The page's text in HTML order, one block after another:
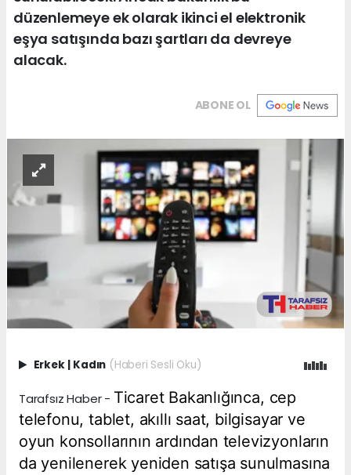
düzenlemeye ek olarak ikinci el elektronik
eşya satışında bazı şartları da devreye
alacak.
ABONE OL
Erkek | Kadın (Haberi Sesli Oku)
Tarafsız Haber - Ticaret Bakanlığınca, cep
telefonu, tablet, akıllı saat, bilgisayar ve
oyun konsollarının ardından televizyonların
da yenilenerek yeniden satışa sunulmasına